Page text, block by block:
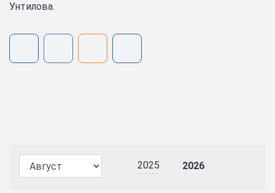
2025 2026
Унтилова.